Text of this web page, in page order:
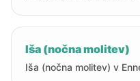
Iša (nočna molitev)
Iša (nočna molitev) v